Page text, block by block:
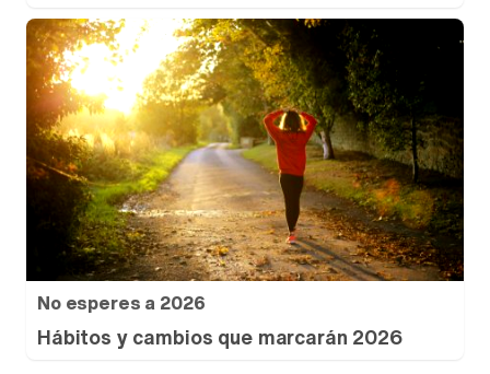
No esperes a 2026
Hábitos y cambios que marcarán 2026